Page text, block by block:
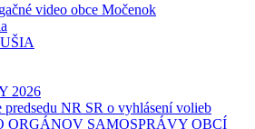
video obce Močenok
2026
predsedu NR SR o vyhlásení volieb
ORGÁNOV SAMOSPRÁVY OBCÍ